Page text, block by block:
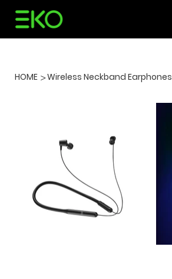
HOME >Wireless Neckband Earphones